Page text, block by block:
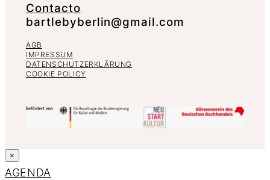
Contacto
bartlebyberlin@gmail.com
AGB
IMPRESSUM
DATENSCHUTZERKLÄRUNG
COOKIE POLICY
×
AGENDA